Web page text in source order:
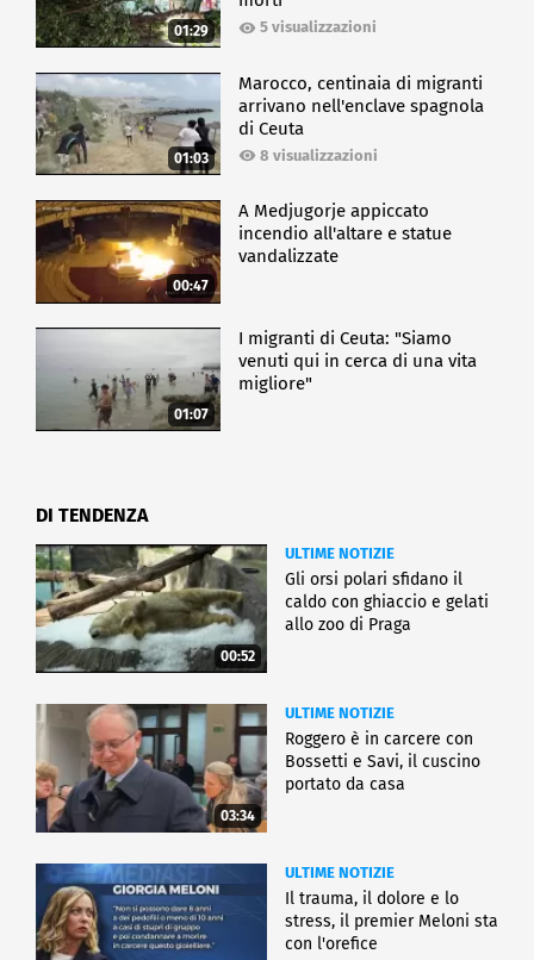
01:29 5 visualizzazioni
01:03
Marocco, centinaia di migranti
arrivano nell'enclave spagnola
di Ceuta
8 visualizzazioni
00:47
A Medjugorje appiccato
incendio all'altare e statue
vandalizzate
01:07
I migranti di Ceuta: "Siamo
venuti qui in cerca di una vita
migliore"
DI TENDENZA
00:52
ULTIME NOTIZIE
Gli orsi polari sfidano il
caldo con ghiaccio e gelati
allo zoo di Praga
03:34
ULTIME NOTIZIE
Roggero è in carcere con
Bossetti e Savi, il cuscino
portato da casa
ULTIME NOTIZIE
Il trauma, il dolore e lo
stress, il premier Meloni sta
con l'orefice